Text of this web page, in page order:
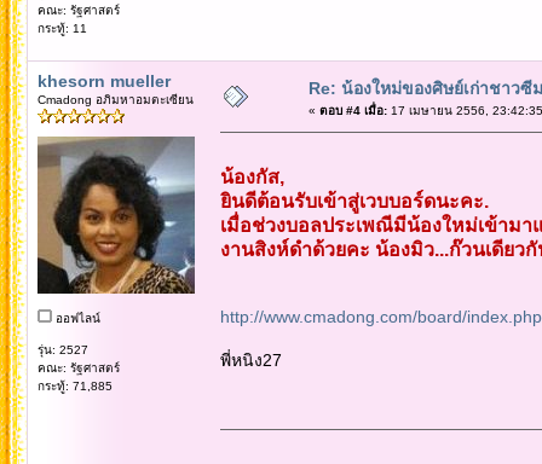
คณะ: รัฐศาสตร์
กระทู้: 11
khesorn mueller
Cmadong อภิมหาอมตะเซียน
ออฟไลน์
รุ่น: 2527
คณะ: รัฐศาสตร์
กระทู้: 71,885
Re: น้องใหม่ของศิษย์เก่าชาวซี
« ตอบ #4 เมื่อ:17 เมษายน 2556,
น้องกัส,
ยินดีต้อนรับเข้าสู่เวบบอร์ดนะคะ.
เมื่อช่วงบอลประเพณีมีน้องใหม่เข้ามา
งานสิงห์ดำด้วยคะ น้องมิว...ก๊วนเดียว
http://www.cmadong.com/board/
พี่หนิง27